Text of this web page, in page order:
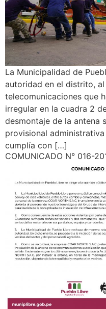
La Municipalidad de
autoridad en el distrito,
telecomunicaciones que
irregular en la cuadra 2
desmontaje de la antena
provisional
cumplía con […]
COMUNICADO N° 016-